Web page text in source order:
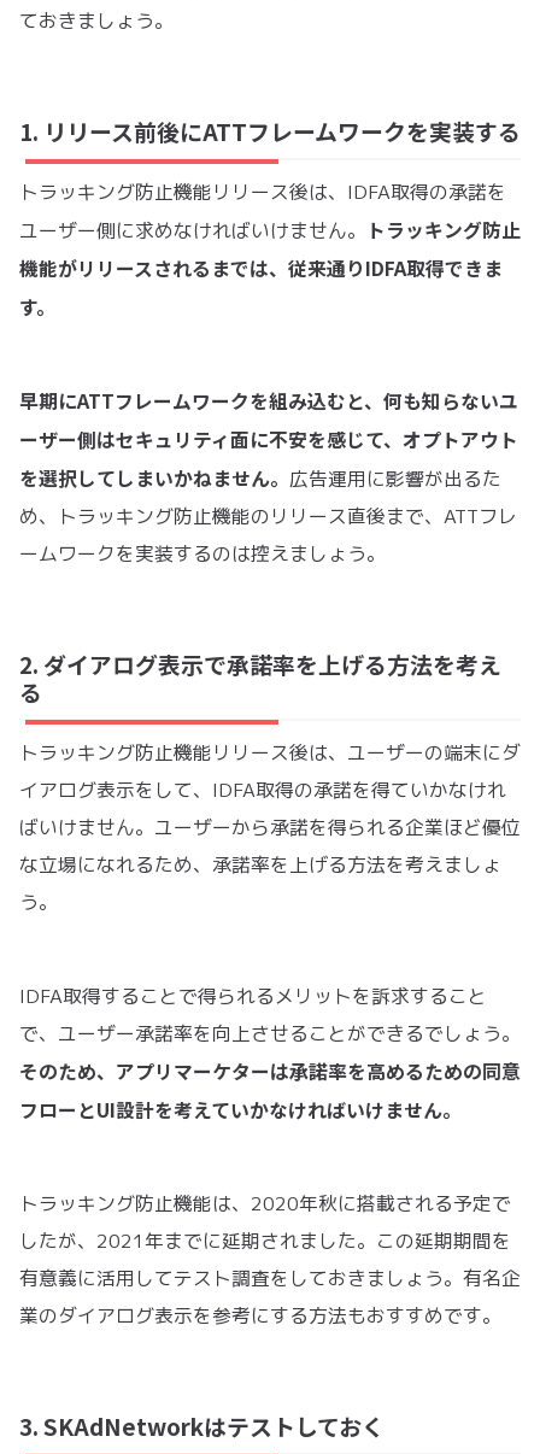
ておきましょう。
1. リリース前後にATTフレームワークを実装する
トラッキング防止機能リリース後は、IDFA取得の承諾を
ユーザー側に求めなければいけません。
トラッキング防止
機能がリリースされるまでは、従来通りIDFA取得できま
す。
早期にATTフレームワークを組み込むと、何も知らないユ
ーザー側はセキュリティ面に不安を感じて、オプトアウト
を選択してしまいかねません。 広告運用に影響が出るた
め、トラッキング防止機能のリリース直後まで、ATTフレ
ームワークを実装するのは控えましょう。
2. ダイアログ表示で承諾率を上げる方法を考え
る
トラッキング防止機能リリース後は、ユーザーの端末にダ
イアログ表示をして、IDFA取得の承諾を得ていかなけれ
ばいけません。ユーザーから承諾を得られる企業ほど優位
な立場になれるため、承諾率を上げる方法を考えましょ
う。
IDFA取得することで得られるメリットを訴求すること
で、ユーザー承諾率を向上させることができるでしょう。
そのため、アプリマーケターは承諾率を高めるための同意
フローとUI設計を考えていかなければいけません。
トラッキング防止機能は、2020年秋に搭載される予定で
したが、2021年までに延期されました。この延期期間を
有意義に活用してテスト調査をしておきましょう。有名企
業のダイアログ表示を参考にする方法もおすすめです。
3. SKAdNetworkはテストしておく